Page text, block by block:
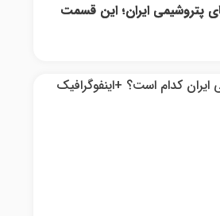
پتروشیمی ایران؛ این قسمت